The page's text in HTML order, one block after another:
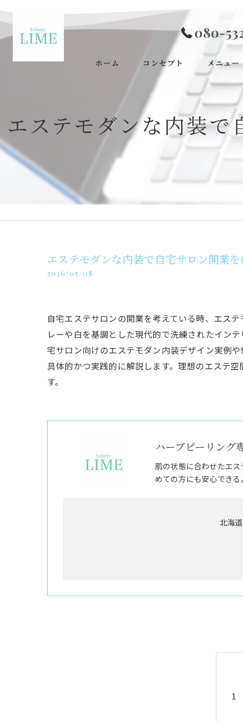
080-
ホーム コンセプト メニュー
エステモダンな内装で
エステモダンな内装で自宅サロン開業
2026/05/08
自宅エステサロンの開業を考えている時、エス
レーや白を基調とした現代的で洗練されたイン
宅サロン向けのエステモダン内装デザイン実例
具体的かつ実践的に解説します。理想のエステ
す。
ハーブピーリング
肌の状態に合わせたエ
めての方にも安心できる
北海